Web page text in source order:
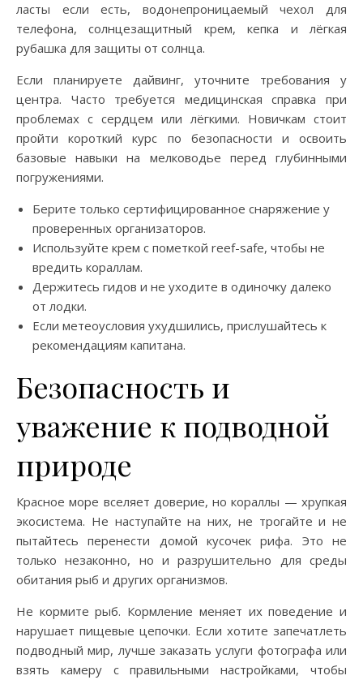
ласты если есть, водонепроницаемый чехол для
телефона, солнцезащитный крем, кепка и лёгкая
рубашка для защиты от солнца.
Если планируете дайвинг, уточните требования у
центра. Часто требуется медицинская справка при
проблемах с сердцем или лёгкими. Новичкам стоит
пройти короткий курс по безопасности и освоить
базовые навыки на мелководье перед глубинными
погружениями.
Берите только сертифицированное снаряжение у
проверенных организаторов.
Используйте крем с пометкой reef-safe, чтобы не
вредить кораллам.
Держитесь гидов и не уходите в одиночку далеко
от лодки.
Если метеоусловия ухудшились, прислушайтесь к
рекомендациям капитана.
Безопасность и
уважение к подводной
природе
Красное море вселяет доверие, но кораллы — хрупкая
экосистема. Не наступайте на них, не трогайте и не
пытайтесь перенести домой кусочек рифа. Это не
только незаконно, но и разрушительно для среды
обитания рыб и других организмов.
Не кормите рыб. Кормление меняет их поведение и
нарушает пищевые цепочки. Если хотите запечатлеть
подводный мир, лучше заказать услуги фотографа или
взять камеру с правильными настройками, чтобы